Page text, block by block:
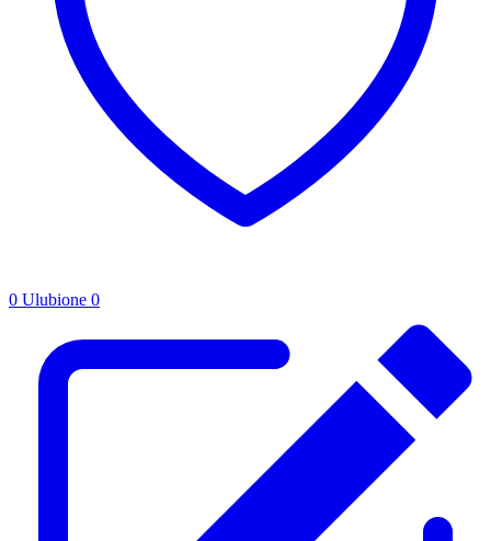
0 Ulubione 0